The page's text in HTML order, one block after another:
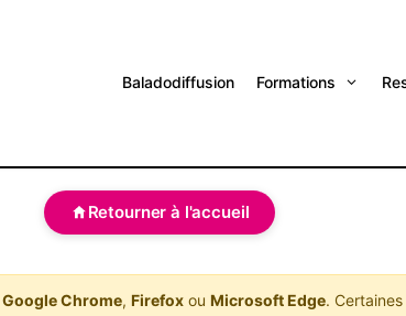
Baladodiffusion Formations
Retourner à l'accueil
Google Chrome, Firefoxou Microsoft Edge. Certaines